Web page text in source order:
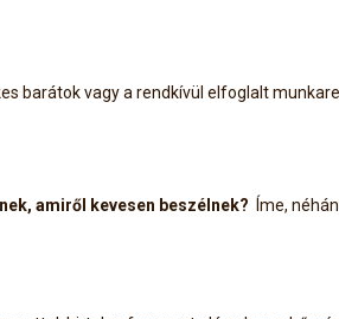
barátok vagy a rendkívül elfoglalt
amiről kevesen beszélnek? Íme,